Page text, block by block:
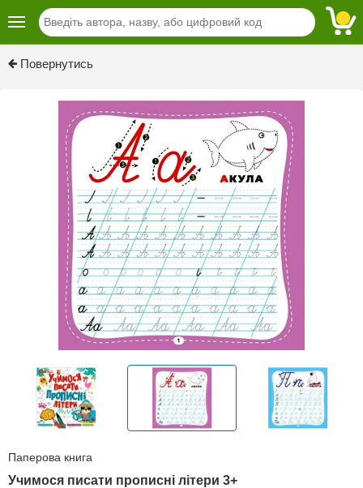
Повернутись
Паперова книга
Учимося писати прописні літери 3+